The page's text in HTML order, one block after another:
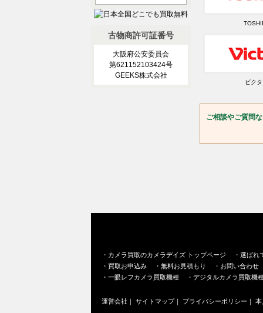
ビク
ご相談やご質問
古物商許可証番号
大阪府公安委員会
第621152103424号
GEEKS株式会社
・ カメラ買取のカメラデイズ トップページ ・ 選ばれ
・ 買取お申込み ・ 無料お見積もり ・ お問い合わせ
・ 一眼レフカメラ買取機種 ・ デジタルカメラ買取機
運営会社 ｜ サイトマップ｜ プライバシーポリシー ｜ 本